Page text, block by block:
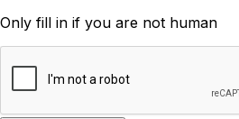
Only fill in if you are not human